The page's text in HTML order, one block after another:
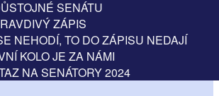
SENÁTU
ZÁPIS
NEHODÍ, TO DO ZÁPISU NEDAJÍ
KOLO JE ZA NÁMI
NA SENÁTORY 2024